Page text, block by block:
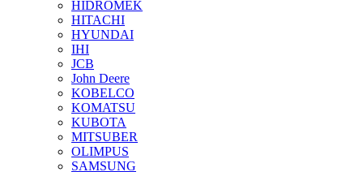
HIDROMEK
HITACHI
HYUNDAI
IHI
JCB
John Deere
KOBELCO
KOMATSU
KUBOTA
MITSUBER
OLIMPUS
SAMSUNG